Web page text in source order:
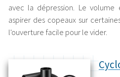
avec la dépression. Le
aspirer des copeaux sur
l'ouverture facile pour le vider.